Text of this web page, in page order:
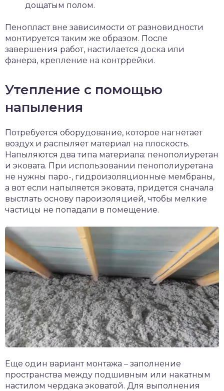
дощатым полом.
Пенопласт вне зависимости от разновидности
монтируется таким же образом. После
завершения работ, настилается доска или
фанера, крепление на контррейки.
Утепление с помощью
напыления
Потребуется оборудование, которое нагнетает
воздух и распыляет материал на плоскость.
Напыляются два типа материала: пенополиуретан
и эковата. При использовании пенополиуретана
не нужны паро-, гидроизоляционные мембраны,
а вот если напыляется эковата, придется сначала
выстлать основу пароизоляцией, чтобы мелкие
частицы не попадали в помещение.
Еще один вариант монтажа – заполнение
пространства между подшивным или накатным
настилом чердака эковатой. Для выполнения